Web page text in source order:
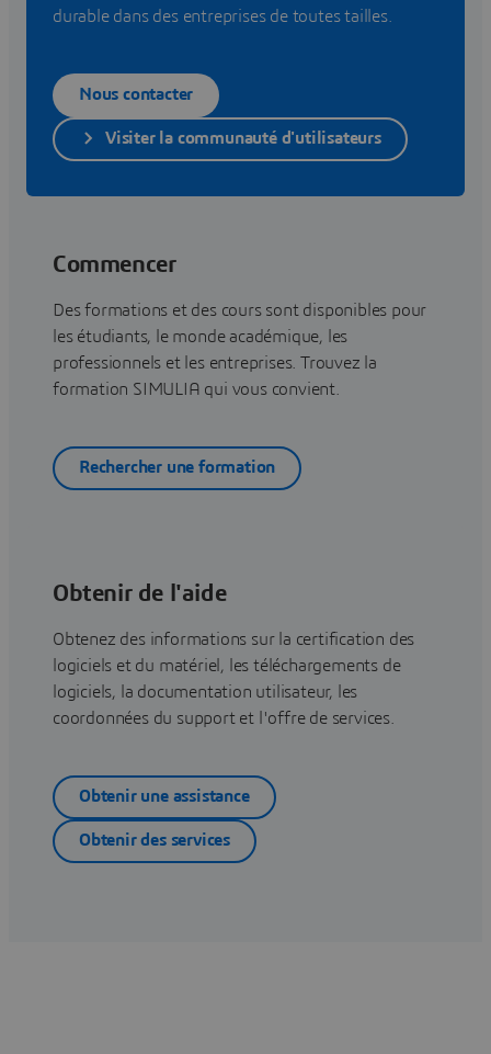
durable dans des entreprises de toutes tailles.
Nous contacter
Visiter la communauté d'utilisateurs
Commencer
Des formations et des cours sont disponibles pour
les étudiants, le monde académique, les
professionnels et les entreprises. Trouvez la
formation SIMULIA qui vous convient.
Rechercher une formation
Obtenir de l'aide
Obtenez des informations sur la certification des
logiciels et du matériel, les téléchargements de
logiciels, la documentation utilisateur, les
coordonnées du support et l'offre de services.
Obtenir une assistance
Obtenir des services